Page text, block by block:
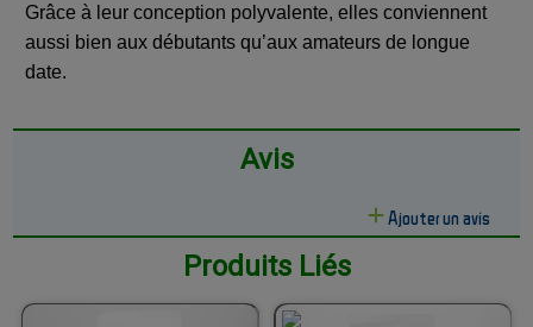
Grâce à leur conception polyvalente, elles conviennent
aussi bien aux débutants qu’aux amateurs de longue
date.
Avis
Ajouter un avis
Produits Liés